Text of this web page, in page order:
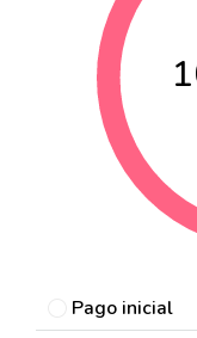
Pago inicial